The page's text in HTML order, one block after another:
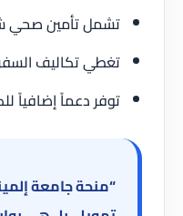
تشمل تأمين صحي
تغطي تكاليف
توفر دعماً إضافياً
“منحة جامعة